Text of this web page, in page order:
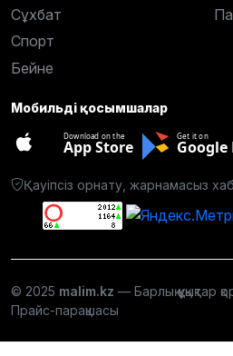
Сұхбат
Спорт
Бейне
Мобильді қосымшалар
Download on the
App Store
Get it on
Google
Қауіпсіз орнату, жарнамасыз
© 2025 malim.kz — Барлық құқықтар
Прайс-парақшасы